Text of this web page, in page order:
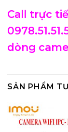
Call trực
dòng
SẢN PHẨM